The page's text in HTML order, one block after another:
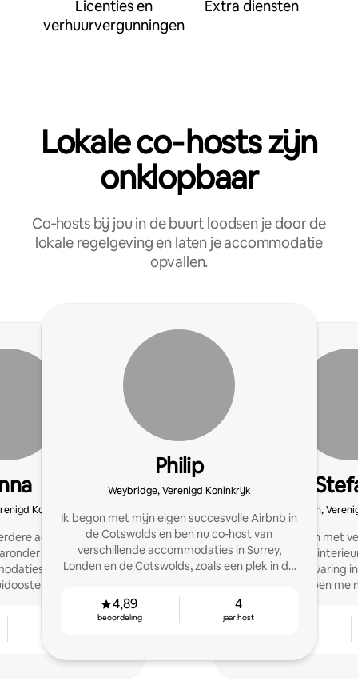
Licenties en
verhuurvergunningen
Extra diensten
Lokale co‑hosts zijn
onklopbaar
Co‑hosts bij jou in de buurt loodsen je door de
lokale regelgeving en laten je accommodatie
opvallen.
Koninkrijk
accommodaties
verschillende
in het centrum
van Engeland.
Philip
Weybridge, Verenigd Koninkrijk
Ik begon met mijn eigen succesvolle Airbnb in
de Cotswolds en ben nu co-host van
verschillende accommodaties in Surrey,
Londen en de Cotswolds, zoals een plek in de
4,89
beoordeling
4
jaar host
Londen,
Ik ben begonnen met
passie voor
uitgebreide ervaring
Deze twee hebben